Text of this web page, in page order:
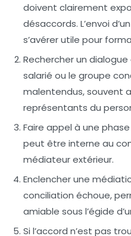
doivent clairement
désaccords. L’envoi d’un
s’avérer utile pour
Rechercher un
salarié ou le groupe
malentendus, souvent
représentants du
Faire appel à une
peut être interne au
médiateur extérieur.
Enclencher une
conciliation échoue,
amiable sous l’égide
Si l’accord n’est pas